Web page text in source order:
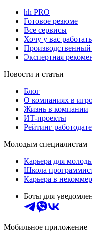
hh PRO
Готовое резюме
Все сервисы
Хочу у вас работать
Производственный
Экспертная
Новости и статьи
Блог
О компаниях в
Жизнь в компании
ИТ-проекты
Рейтинг
Молодым специалистам
Карьера для
Школа
Карьера в
Боты для
Мобильное приложение